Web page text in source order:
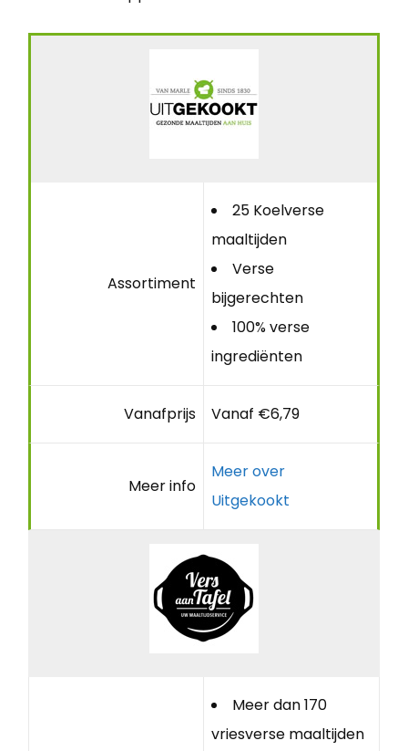
Assortiment
25 Koelverse
maaltijden
Verse
bijgerechten
100% verse
ingrediënten
Vanafprijs Vanaf €6,79
Meer info
Meer over
Uitgekookt
Meer dan 170
vriesverse maaltijden